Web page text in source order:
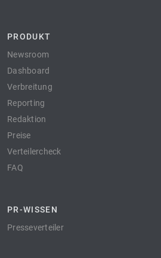
PRODUKT
Newsroom
Dashboard
Verbreitung
Reporting
Redaktion
Preise
Verteilercheck
FAQ
PR-WISSEN
Presseverteiler